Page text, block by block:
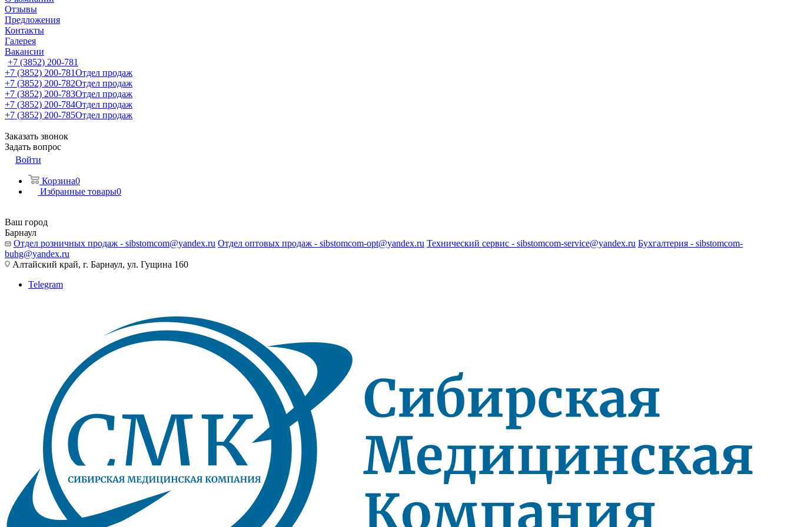
Отзывы
Предложения
Контакты
Галерея
Вакансии
+7 (3852) 200-781
+7 (3852) 200-781Отдел продаж
+7 (3852) 200-782Отдел продаж
+7 (3852) 200-783Отдел продаж
+7 (3852) 200-784Отдел продаж
+7 (3852) 200-785Отдел продаж
Заказать звонок
Задать вопрос
Войти
Корзина0
Избранные товары0
Ваш город
Барнаул
Отдел розничных продаж - sibstomcom@yandex.ru Отдел оптовых продаж - sibstomcom-opt@yandex.ru Технический сервис - sibstomcom-service@yandex.ru Бухгалтерия - sibstomcom-
buhg@yandex.ru
Алтайский край, г. Барнаул, ул. Гущина 160
Telegram